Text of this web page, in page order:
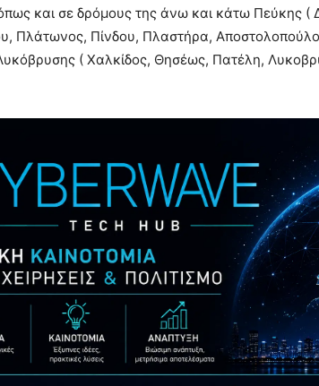
και σε δρόμους της άνω και κάτω Πεύκης (
Πλάτωνος, Πίνδου, Πλαστήρα,
( Χαλκίδος, Θησέως, Πατέλη,